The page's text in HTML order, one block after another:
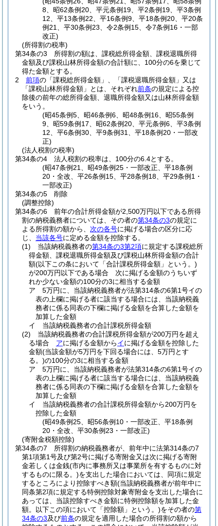
8、昭62条例20、平元条例19、平2条例19、平3条例
12、平13条例22、平16条例9、平18条例20、平20条
例21、平30条例23、令2条例15、令7条例16・一部
改正)
(所得割の税率)
第34条の3
所得割の額は、課税総所得金額、課税退職所得
金額及び課税山林所得金額の合計額に、100分の6を乗じて
得た金額とする。
2
前項の「課税総所得金額」、「課税退職所得金額」又は
「課税山林所得金額」とは、それぞれ前条の規定による控
除後の前年の総所得金額、退職所得金額又は山林所得金額
をいう。
(昭45条例5、昭46条例6、昭48条例16、昭55条例
9、昭59条例17、昭62条例20、平元条例6、平3条例
12、平6条例30、平9条例31、平18条例20・一部改
正)
(法人税割の税率)
第34条の4
法人税割の税率は、100分の6.4とする。
(昭47条例21、昭49条例25・一部改正、平18条例
20・全改、平26条例15、平28条例18、平29条例1・
一部改正)
第34条の5
削除
(調整控除)
第34条の6
前年の合計所得金額が2,500万円以下である所得
割の納税義務者については、その者の第34条の3の規定に
よる所得割の額から、 次の各号に掲げる場合の区分に応
じ、 当該各号に定める金額を控除する。
(1)
当該納税義務者の第34条の3第2項に規定する課税総所
得金額、課税退職所得金額及び課税山林所得金額の合計
額(以下この条において「合計課税所得金額」という。)
が200万円以下である場合 次に掲げる金額のうちいず
れか少ない金額の100分の3に相当する金額
ア
5万円に、当該納税義務者が法第314条の6第1号イの
表の上欄に掲げる者に該当する場合には、当該納税義
務者に係る同表の下欄に掲げる金額を合算した金額を
加算した金額
イ
当該納税義務者の合計課税所得金額
(2)
当該納税義務者の合計課税所得金額が200万円を超え
る場合 アに掲げる金額からイに掲げる金額を控除した
金額(当該金額が5万円を下回る場合には、5万円とす
る。)の100分の3に相当する金額
ア
5万円に、当該納税義務者が法第314条の6第1号イの
表の上欄に掲げる者に該当する場合には、当該納税義
務者に係る同表の下欄に掲げる金額を合算した金額を
加算した金額
イ
当該納税義務者の合計課税所得金額から200万円を
控除した金額
(昭49条例25、昭56条例10・一部改正、平18条例
20・全改、平30条例23・一部改正)
(寄附金税額控除)
第34条の7
所得割の納税義務者が、前年中に法第314条の7
第1項第1号及び第2号に掲げる寄附金又は次に掲げる寄附
金若しくは金銭(市内に事務所又は事業所を有するものに対
するものに限る。)を支出した場合においては、同項に規定
するところにより控除すべき額(当該納税義務者が前年中に
同条第2項に規定する特例控除対象寄附金を支出した場合に
あっては、当該控除すべき金額に特例控除額を加算した金
額。以下この項において「控除額」という。)をその者の第
34条の3及び前条の規定を適用した場合の所得割の額から